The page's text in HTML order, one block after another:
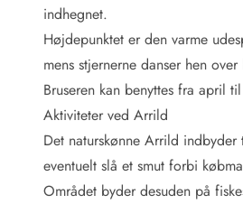
We love people!
Fritidsaktiviteter
Esmark VIP partnerfordele
Esmark KidsVIP
LEGOLAND® rabat
Ferie med børn
Ferie med hund
Ferie ved stranden
indhegnet.
Højdepunktet er den varme
mens stjernerne danser hen
Bruseren kan benyttes fra april
Aktiviteter ved Arrild
Det naturskønne Arrild
eventuelt slå et smut forbi
Området byder desuden på